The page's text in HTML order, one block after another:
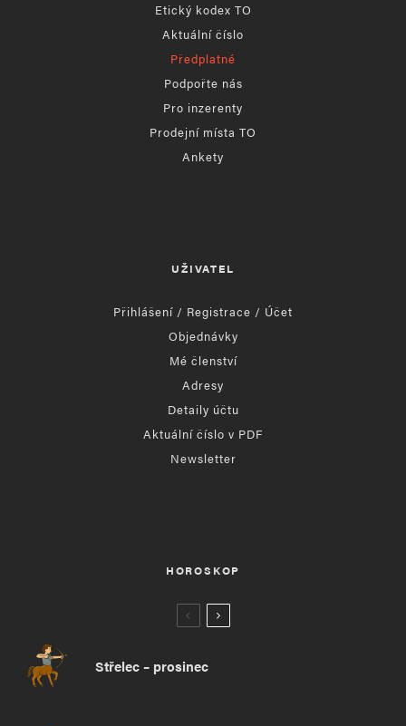
Etický kodex TO
Aktuální číslo
Předplatné
Podpořte nás
Pro inzerenty
Prodejní místa TO
Ankety
UŽIVATEL
Přihlášení / Registrace / Účet
Objednávky
Mé členství
Adresy
Detaily účtu
Aktuální číslo v PDF
Newsletter
HOROSKOP
Střelec – prosinec